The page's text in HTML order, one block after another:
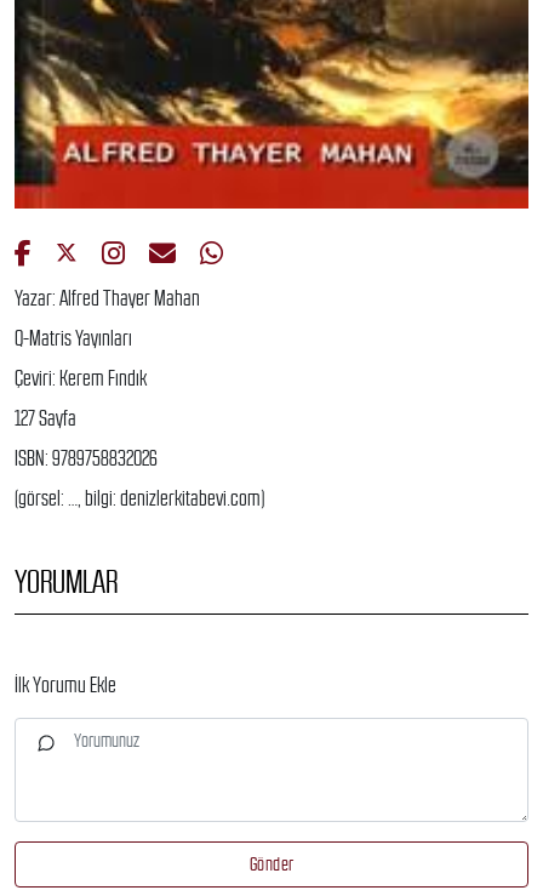
Yazar: Alfred Thayer Mahan
Q-Matris Yayınları
Çeviri: Kerem Fındık
127 Sayfa
ISBN: 9789758832026
(görsel: …, bilgi: denizlerkitabevi.com)
YORUMLAR
İlk Yorumu Ekle
Gönder